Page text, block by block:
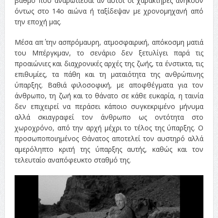
όντως στο 14ο αιώνα ή ταξίδεψαν με χρονομηχανή από
την εποχή μας.
Μέσα απ΄ την ασπρόμαυρη, ατμοσφαιρική, απόκοσμη ματιά
του Μπέργκμαν, το σενάριο δεν ξετυλίγει παρά τις
προαιώνιες και διαχρονικές αρχές της ζωής, τα ένστικτα, τις
επιθυμίες, τα πάθη και τη ματαιότητα της ανθρώπινης
ύπαρξης. Βαθιά φιλοσοφική, με αποφθέγματα για τον
άνθρωπο, τη ζωή και το θάνατο σε κάθε ευκαρία, η ταινία
δεν επιχειρεί να περάσει κάποιο συγκεκριμένο μήνυμα
αλλά σκιαγραφεί τον άνθρωπο ως οντότητα στο
χωροχρόνο, από την αρχή μέχρι το τέλος της ύπαρξης. Ο
προσωποποιημένος Θάνατος αποτελεί τον αυστηρό αλλά
αμερόληπτο κριτή της ύπαρξης αυτής, καθώς και τον
τελευταίο αναπόφευκτο σταθμό της.